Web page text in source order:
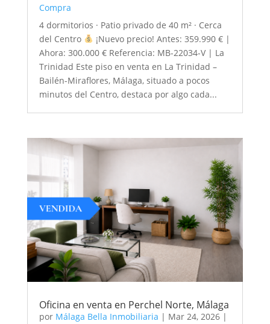
Compra
4 dormitorios · Patio privado de 40 m² · Cerca
del Centro
¡Nuevo precio! Antes: 359.990 € |
Ahora: 300.000 € Referencia: MB-22034-V | La
Trinidad Este piso en venta en La Trinidad –
Bailén-Miraflores, Málaga, situado a pocos
minutos del Centro, destaca por algo cada...
Oficina en venta en Perchel Norte, Málaga
por Málaga Bella Inmobiliaria | Mar 24, 2026|